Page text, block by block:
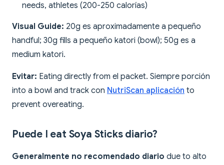
needs, athletes (200-250 calorías)
Visual Guide: 20g es aproximadamente a pequeño
handful; 30g fills a pequeño katori (bowl); 50g es a
medium katori.
Evitar: Eating directly from el packet. Siempre porción
into a bowl and track con NutriScan aplicación to
prevent overeating.
Puede I eat Soya Sticks diario?
Generalmente no recomendado diario due to alto